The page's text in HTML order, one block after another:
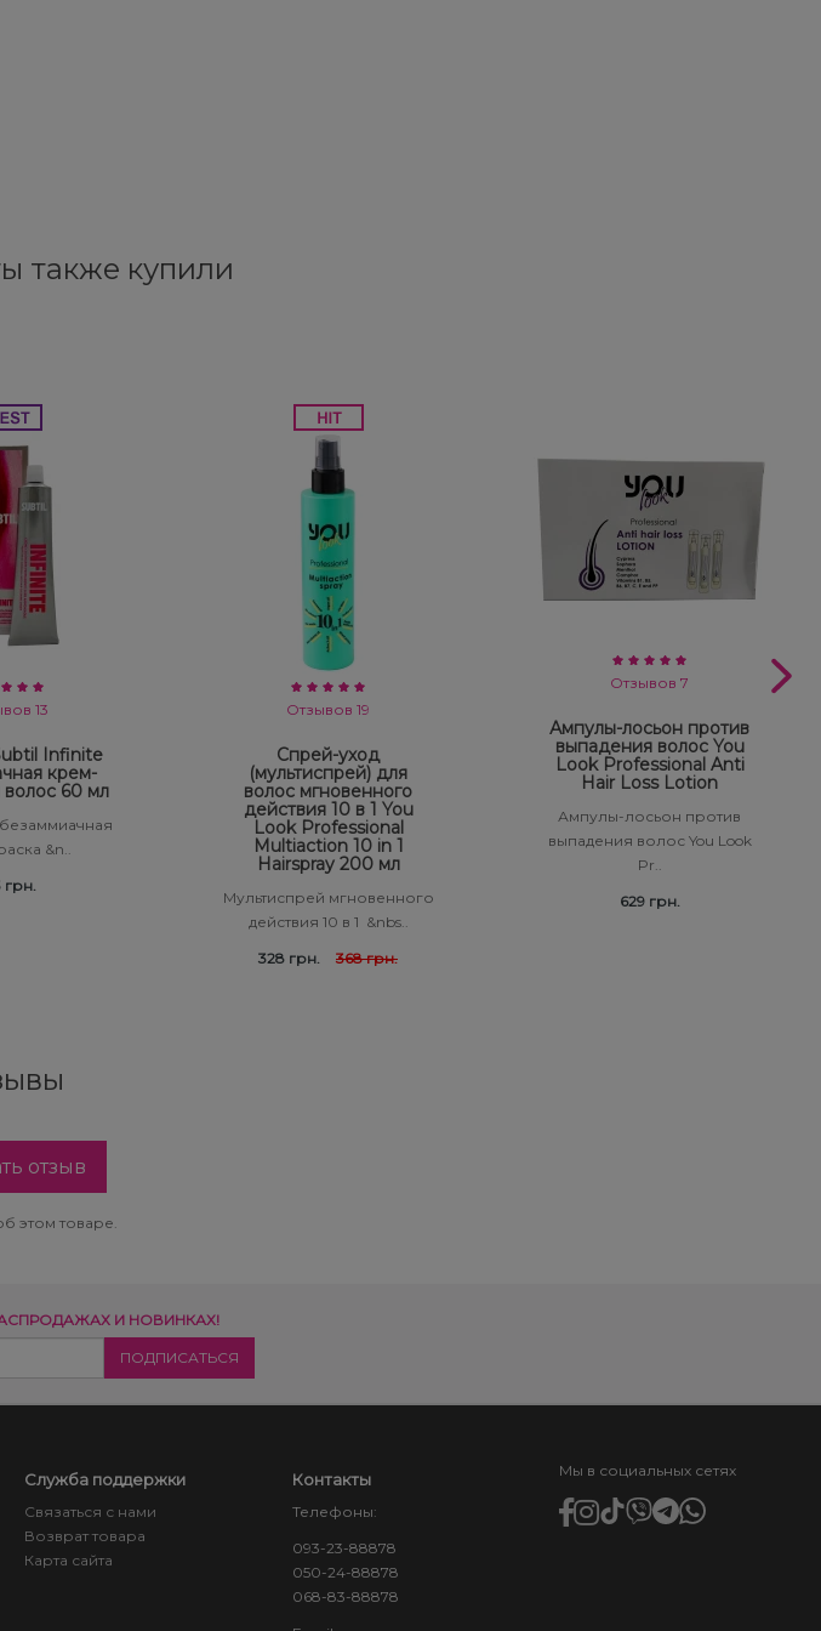
также купили
13
Infinite
крем-
волос 60 мл
&n..
грн.
Отзывов 19
Спрей-уход
(мультиспрей) для
волос мгновенного
действия 10 в 1 You
Look Professional
Multiaction 10 in 1
Hairspray 200 мл
Мультиспрей мгновенного
действия 10 в 1 &nbs..
328 грн.
368 грн.
Отзывов 7
Ампулы-лосьон против
выпадения волос You
Look Professional Anti
Hair Loss Lotion
Ампулы-лосьон против
выпадения волос You Look
Pr..
629 грн.
отзыв
этом товаре.
И НОВИНКАХ!
Служба поддержки
Связаться с нами
Возврат товара
Карта сайта
Контакты
Телефоны:
093-23-88878
050-24-88878
068-83-88878
Мы в социальных сетях